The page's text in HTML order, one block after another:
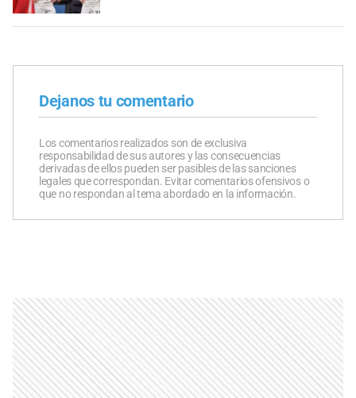
Dejanos tu comentario
Los comentarios realizados son de exclusiva
responsabilidad de sus autores y las consecuencias
derivadas de ellos pueden ser pasibles de las sanciones
legales que correspondan. Evitar comentarios ofensivos o
que no respondan al tema abordado en la información.